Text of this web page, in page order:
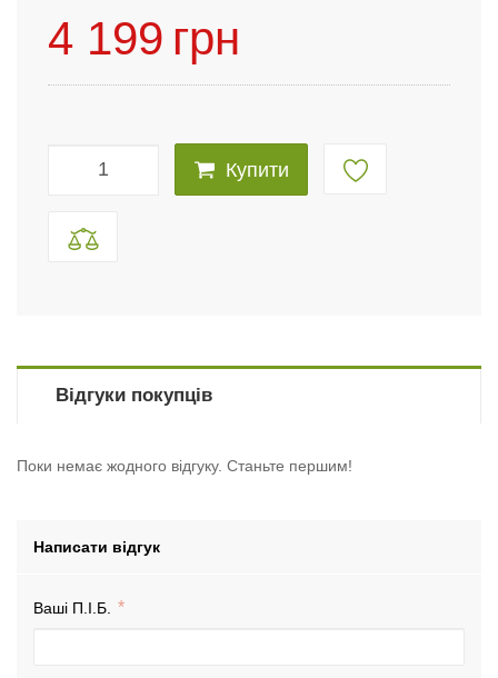
4 199 грн
Купити
Відгуки покупців
Поки немає жодного відгуку. Станьте першим!
Написати відгук
Ваші П.І.Б.